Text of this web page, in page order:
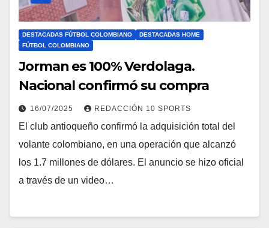
DESTACADAS FÚTBOL COLOMBIANO
DESTACADAS HOME
FÚTBOL COLOMBIANO
Jorman es 100% Verdolaga.
Nacional confirmó su compra
16/07/2025 REDACCIÓN 10 SPORTS
El club antioqueño confirmó la adquisición total del
volante colombiano, en una operación que alcanzó
los 1.7 millones de dólares. El anuncio se hizo oficial
a través de un video…